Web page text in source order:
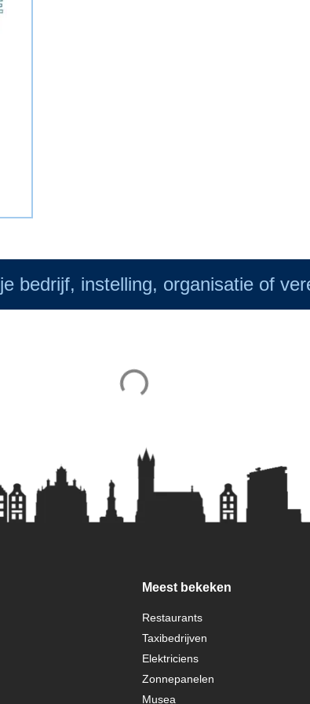
je bedrijf, instelling, organisatie of
Meest bekeken
Restaurants
Taxibedrijven
Elektriciens
Zonnepanelen
Musea